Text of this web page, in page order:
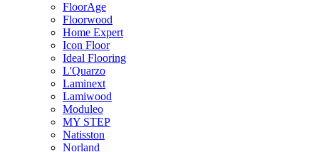
FloorAge
Floorwood
Home Expert
Icon Floor
Ideal Flooring
L'Quarzo
Laminext
Lamiwood
Moduleo
MY STEP
Natisston
Norland